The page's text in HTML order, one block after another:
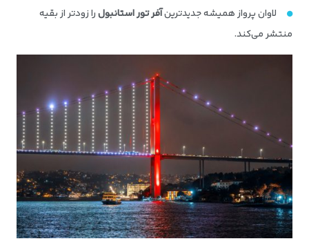
لاوان پرواز همیشه جدیدترینآفر تور استانبولرا زودتر از بقیه
منتشر می‌کند.